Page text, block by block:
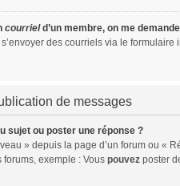
courrield’un membre, on me
des courriels via le
de messages
sujet ou poster une réponse ?
» depuis la page d’un forum ou «
exemple : Vous pouvezposter